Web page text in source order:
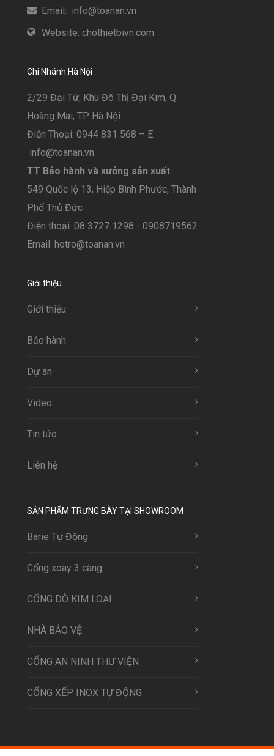
Email: info@toanan.vn
Website: chothietbivn.com
Chi Nhánh Hà Nội
2/29 Đại Từ, Khu Đô Thị Đại Kim, Q.
Hoàng Mai, TP. Hà Nội
Điện Thoại: 0944 831 568 – E.
info@toanan.vn
TT Bảo hành và xưởng sản xuất
549 Quốc lộ 13, Hiệp Bình Phước, Thành
Phố Thủ Đức
Điện thoại: 08 3727 1298 - 0908719562
Email: hotro@toanan.vn
Giới thiệu
Giới thiệu
Bảo hành
Dự án
Video
Tin tức
Liên hệ
SẢN PHẨM TRƯNG BÀY TẠI SHOWROOM
Barie Tự Động
Cổng xoay 3 càng
CỔNG DÒ KIM LOẠI
NHÀ BẢO VỆ
CỔNG AN NINH THƯ VIỆN
CỔNG XẾP INOX TỰ ĐỘNG